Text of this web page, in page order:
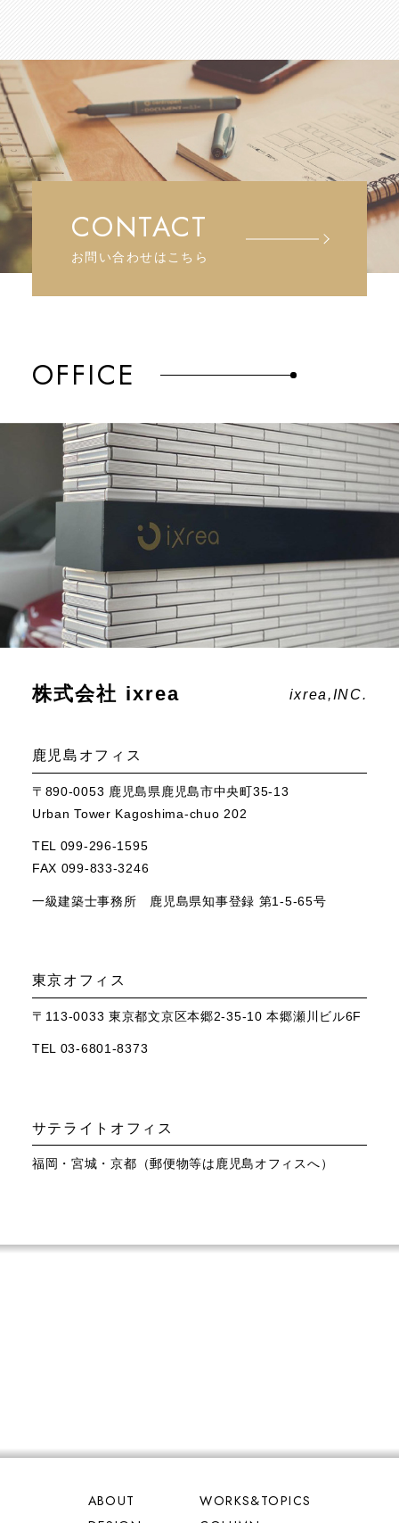
CONTACT
お問い合わせはこちら
OFFICE
株式会社 ixrea ixrea,INC.
鹿児島オフィス
〒890-0053 鹿児島県鹿児島市中央町35-13
Urban Tower Kagoshima-chuo 202
TEL 099-296-1595
FAX 099-833-3246
一級建築士事務所 鹿児島県知事登録 第1-5-65号
東京オフィス
〒113-0033 東京都文京区本郷2-35-10 本郷瀬川ビル6F
TEL 03-6801-8373
サテライトオフィス
福岡・宮城・京都（郵便物等は鹿児島オフィスへ）
ABOUT
WORKS&TOPICS